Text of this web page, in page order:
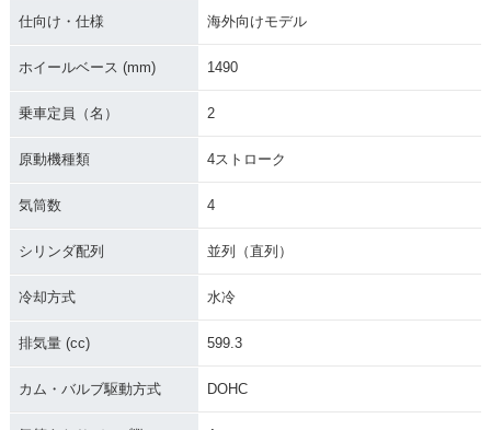
仕向け・仕様 海外向けモデル
ホイールベース (mm) 1490
乗車定員（名） 2
原動機種類 4ストローク
気筒数 4
シリンダ配列 並列（直列）
冷却方式 水冷
排気量 (cc) 599.3
カム・バルブ駆動方式 DOHC